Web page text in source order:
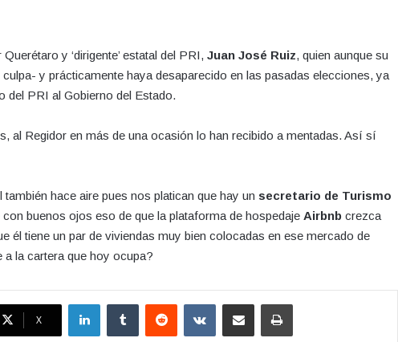
y ‘dirigente’ estatal del PRI, Juan José Ruiz, quien aunque su
y prácticamente haya desaparecido en las pasadas elecciones, ya
del PRI al Gobierno del Estado.
al Regidor en más de una ocasión lo han recibido a mentadas. Así sí
hace aire pues nos platican que hay un secretario de Turismo
buenos ojos eso de que la plataforma de hospedaje Airbnb crezca
él tiene un par de viviendas muy bien colocadas en ese mercado de
la cartera que hoy ocupa?
X
LinkedInTumblr Reddit VKontakteCompartir por correo electrónicoImprimir